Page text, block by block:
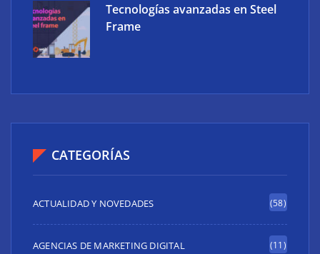
Tecnologías avanzadas en Steel
Frame
CATEGORÍAS
ACTUALIDAD Y NOVEDADES (58)
AGENCIAS DE MARKETING DIGITAL (11)